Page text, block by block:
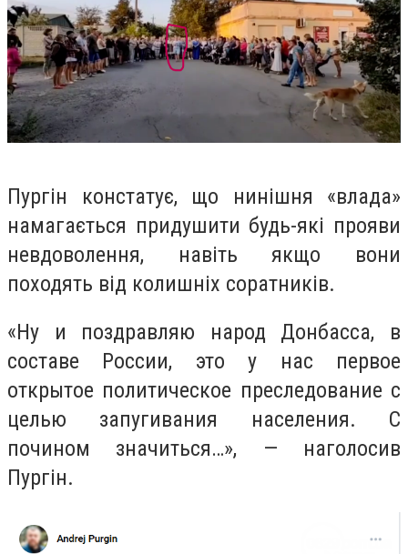
Пургін констатує, що нинішня «влада»
намагається придушити будь-які прояви
невдоволення, навіть якщо вони
походять від колишніх соратників.
«Ну и поздравляю народ Донбасса, в
составе России, это у нас первое
открытое политическое преследование с
целью запугивания населения. С
почином значиться…», — наголосив
Пургін.